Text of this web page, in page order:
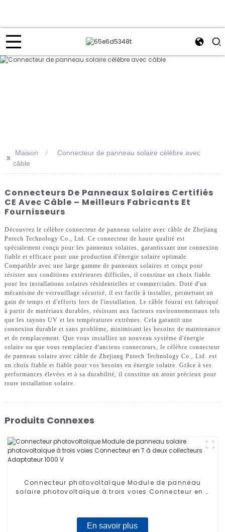
>> Maison
Connecteur de panneau solaire célèbre avec
câble
Connecteurs De Panneaux Solaires Certifiés
CE Avec Câble – Meilleurs Fabricants Et
Fournisseurs
Découvrez le célèbre connecteur de panneau solaire avec câble de Zhejiang
Pntech Technology Co., Ltd. Ce connecteur de haute qualité est
spécialement conçu pour les panneaux solaires, garantissant une connexion
fiable et efficace pour une production d'énergie solaire optimale.
Compatible avec une large gamme de panneaux solaires et conçu pour
résister aux conditions extérieures difficiles, il constitue un choix fiable
pour les installations solaires résidentielles et commerciales. Doté d'un
mécanisme de verrouillage sécurisé, il est facile à installer, permettant un
gain de temps et d'efforts lors de l'installation. Le câble fourni est fabriqué
à partir de matériaux durables, résistant aux facteurs environnementaux tels
que les rayons UV et les températures extrêmes. Cela garantit une
connexion durable et sans problème, minimisant les besoins de maintenance
et de remplacement. Que vous installiez un nouveau système d'énergie
solaire ou que vous remplaciez d'anciens connecteurs, le célèbre connecteur
de panneau solaire avec câble de Zhejiang Pntech Technology Co., Ltd. est
un choix fiable et fiable pour vos besoins en énergie solaire. Grâce à ses
performances élevées et à sa durabilité, il constitue un atout précieux pour
toute installation solaire.
Produits Connexes
Connecteur photovoltaïque Module de panneau
solaire photovoltaïque à trois voies Connecteur en T
En savoir plus